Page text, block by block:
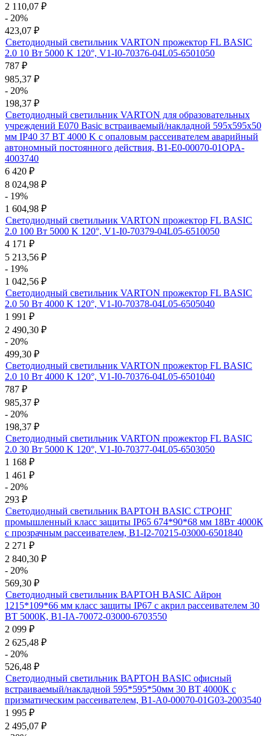
2 110,07 ₽
- 20%
423,07 ₽
Светодиодный светильник VARTON прожектор FL BASIC
2.0 10 Вт 5000 K 120°, V1-I0-70376-04L05-6501050
787 ₽
985,37 ₽
- 20%
198,37 ₽
Светодиодный светильник VARTON для образовательных
учреждений E070 Basic встраиваемый/накладной 595х595х50
мм IP40 37 ВТ 4000 K с опаловым рассеивателем аварийный
автономный постоянного действия, B1-E0-00070-01OPA-
4003740
6 420 ₽
8 024,98 ₽
- 19%
1 604,98 ₽
Светодиодный светильник VARTON прожектор FL BASIC
2.0 100 Вт 5000 K 120°, V1-I0-70379-04L05-6510050
4 171 ₽
5 213,56 ₽
- 19%
1 042,56 ₽
Светодиодный светильник VARTON прожектор FL BASIC
2.0 50 Вт 4000 K 120°, V1-I0-70378-04L05-6505040
1 991 ₽
2 490,30 ₽
- 20%
499,30 ₽
Светодиодный светильник VARTON прожектор FL BASIC
2.0 10 Вт 4000 K 120°, V1-I0-70376-04L05-6501040
787 ₽
985,37 ₽
- 20%
198,37 ₽
Светодиодный светильник VARTON прожектор FL BASIC
2.0 30 Вт 5000 K 120°, V1-I0-70377-04L05-6503050
1 168 ₽
1 461 ₽
- 20%
293 ₽
Светодиодный светильник ВАРТОН BASIC СТРОНГ
промышленный класс защиты IP65 674*90*68 мм 18Вт 4000К
с прозрачным рассеивателем, B1-I2-70215-03000-6501840
2 271 ₽
2 840,30 ₽
- 20%
569,30 ₽
Светодиодный светильник ВАРТОН BASIC Айрон
1215*109*66 мм класс защиты IP67 с акрил рассеивателем 30
ВТ 5000К, B1-IA-70072-03000-6703550
2 099 ₽
2 625,48 ₽
- 20%
526,48 ₽
Светодиодный светильник ВАРТОН BASIC офисный
встраиваемый/накладной 595*595*50мм 30 ВТ 4000К с
призматическим рассеивателем, B1-A0-00070-01G03-2003540
1 995 ₽
2 495,07 ₽